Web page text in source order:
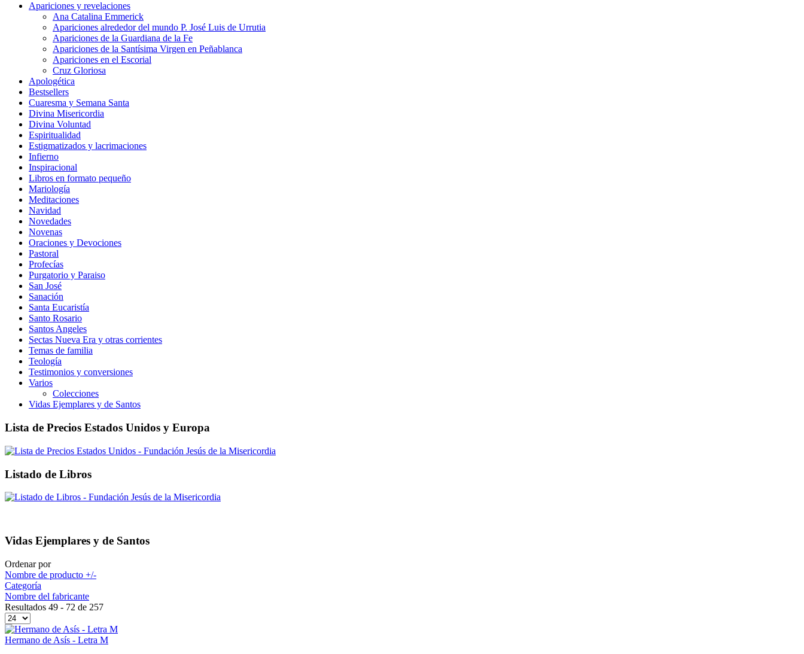
Apariciones y revelaciones
Ana Catalina Emmerick
Apariciones alrededor del mundo P. José Luis de Urrutia
Apariciones de la Guardiana de la Fe
Apariciones de la Santísima Virgen en Peñablanca
Apariciones en el Escorial
Cruz Gloriosa
Apologética
Bestsellers
Cuaresma y Semana Santa
Divina Misericordia
Divina Voluntad
Espiritualidad
Estigmatizados y lacrimaciones
Infierno
Inspiracional
Libros en formato pequeño
Mariología
Meditaciones
Navidad
Novedades
Novenas
Oraciones y Devociones
Pastoral
Profecías
Purgatorio y Paraiso
San José
Sanación
Santa Eucaristía
Santo Rosario
Santos Angeles
Sectas Nueva Era y otras corrientes
Temas de familia
Teología
Testimonios y conversiones
Varios
Colecciones
Vidas Ejemplares y de Santos
Lista de Precios Estados Unidos y Europa
Listado de Libros
Vidas Ejemplares y de Santos
Ordenar por
Nombre de producto +/-
Categoría
Nombre del fabricante
Resultados 49 - 72 de 257
Hermano de Asís - Letra M